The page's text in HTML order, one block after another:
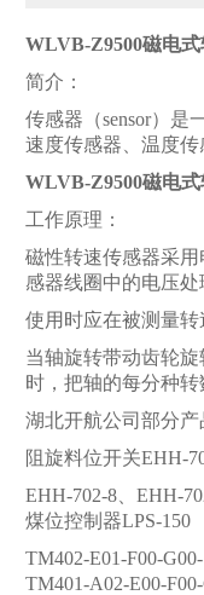
WLVB-Z9500磁电
简介：
传感器（sensor）
速度传感器、温度
WLVB-Z9500磁电
工作原理：
磁性转速传感器采
感器线圈中的电压
使用时应在被测量
当轴旋转带动齿轮
时，把轴的每分种
湖北开航公司部分产
阻旋料位开关EHH-
EHH-702-8、EHH-
煤位控制器LPS-150
TM402-E01-F00-
TM401-A02-E00-